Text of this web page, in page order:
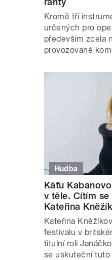
Kromě tří
určených pro
především zcela
provozované
Hudba
Káťu
v těle. Cítím
Kateřina
Kateřina
festivalu v
titulní roli
se uskuteční tuto